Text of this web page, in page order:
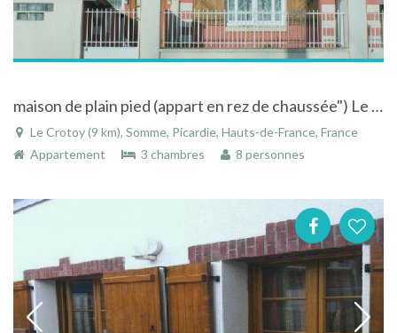
maison de plain pied (appart en rez de chaussée") Le Crotoy en Baie de Somme
Le Crotoy (9 km), Somme, Picardie, Hauts-de-France, France
Appartement
3 chambres 8 personnes